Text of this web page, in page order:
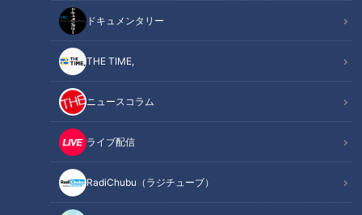
ドキュメンタリー
THE TIME,
ニュースコラム
ライブ配信
RadiChubu（ラジチューブ）
ず」と考えています。
そんな願いから、2021年４月
た。今回は、YouTubeでの配信に込めた両親の願いや、取材
するディレクターの想いなどをインタビュー形式で配信しま
この記事の画像を見る
この記事を見たあなたへのおすすめ